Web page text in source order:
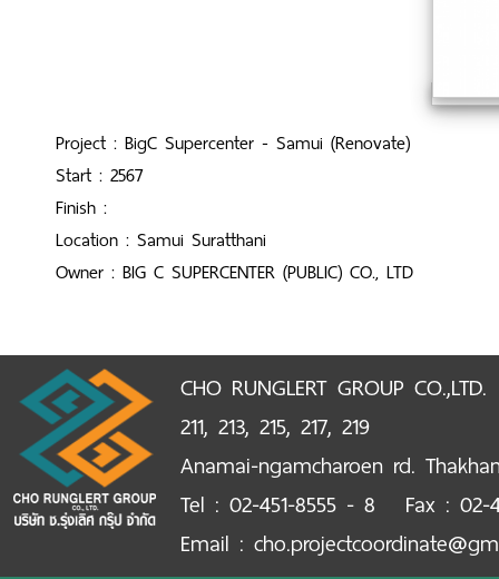
Project : BigC Supercenter - Samui (Renovate)
Start : 2567
Finish :
Location : Samui Suratthani
Owner : BIG C SUPERCENTER (PUBLIC) CO., LTD
CHO RUNGLERT GROUP CO.,LTD.
211, 213, 215, 217, 219
Anamai-ngamcharoen rd.
Tel : 02-451-8555 - 8 Fax : 02-
Email :